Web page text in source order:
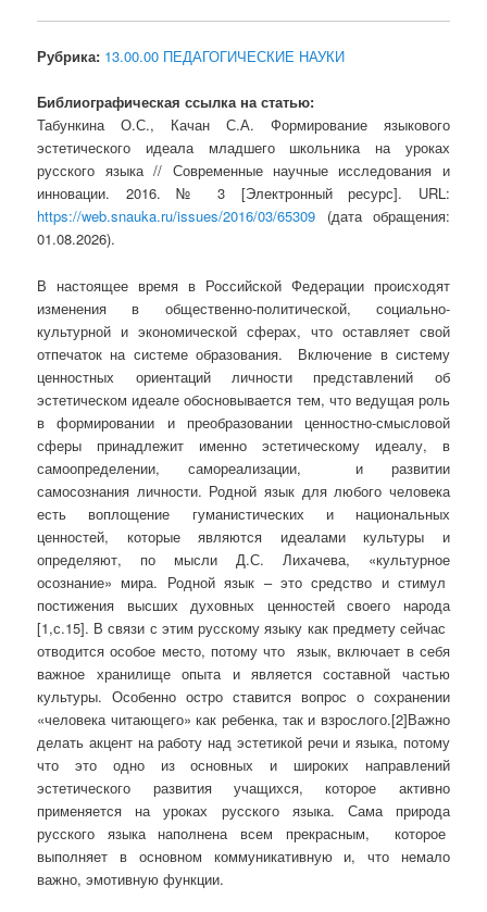
Рубрика: 13.00.00 ПЕДАГОГИЧЕСКИЕ НАУКИ
Библиографическая ссылка на статью:
Табункина О.С., Качан С.А. Формирование языкового
эстетического идеала младшего школьника на уроках
русского языка // Современные научные исследования и
инновации. 2016. № 3 [Электронный ресурс]. URL:
https://web.snauka.ru/issues/2016/03/65309 (дата обращения:
01.08.2026).
В настоящее время в Российской Федерации происходят
изменения в общественно-политической, социально-
культурной и экономической сферах, что оставляет свой
отпечаток на системе образования. Включение в систему
ценностных ориентаций личности представлений об
эстетическом идеале обосновывается тем, что ведущая роль
в формировании и преобразовании ценностно-смысловой
сферы принадлежит именно эстетическому идеалу, в
самоопределении, самореализации, и развитии
самосознания личности. Родной язык для любого человека
есть воплощение гуманистических и национальных
ценностей, которые являются идеалами культуры и
определяют, по мысли Д.С. Лихачева, «культурное
осознание» мира. Родной язык – это средство и стимул
постижения высших духовных ценностей своего народа
[1,с.15]. В связи с этим русскому языку как предмету сейчас
отводится особое место, потому что язык, включает в себя
важное хранилище опыта и является составной частью
культуры. Особенно остро ставится вопрос о сохранении
«человека читающего» как ребенка, так и взрослого.[2]Важно
делать акцент на работу над эстетикой речи и языка, потому
что это одно из основных и широких направлений
эстетического развития учащихся, которое активно
применяется на уроках русского языка. Сама природа
русского языка наполнена всем прекрасным, которое
выполняет в основном коммуникативную и, что немало
важно, эмотивную функции.